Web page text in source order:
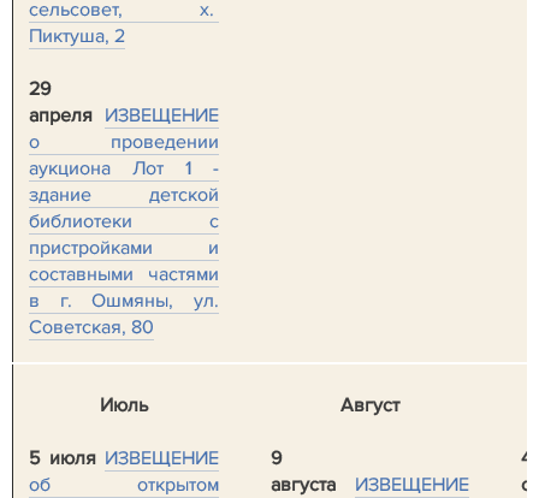
сельсовет, х.
Пиктуша, 2
29
апреля ИЗВЕЩЕНИЕ
о проведении
аукциона Лот 1 -
здание детской
библиотеки с
пристройками и
составными частями
в г. Ошмяны, ул.
Советская, 80
Июль
5 июля ИЗВЕЩЕНИЕ
об открытом
Август
9
августа
ИЗВЕЩЕНИЕ
4